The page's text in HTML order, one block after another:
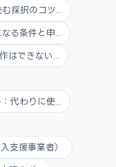
採択のコツ...
る条件と申...
はできない...
代わりに使...
支援事業者）